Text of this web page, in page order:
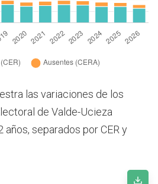
las variaciones de los
de Valde-Ucieza
separados por CER y